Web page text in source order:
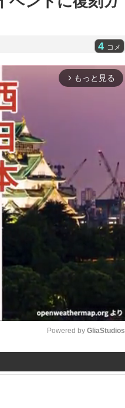
4 コメ
arrow_forward_ios もっと見る
Powered by GliaStudios